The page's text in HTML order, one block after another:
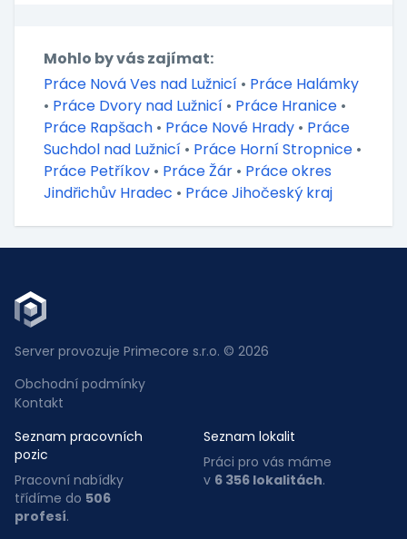
Mohlo by vás zajímat:
Práce Nová Ves nad Lužnicí • Práce Halámky
• Práce Dvory nad Lužnicí • Práce Hranice •
Práce Rapšach • Práce Nové Hrady • Práce
Suchdol nad Lužnicí • Práce Horní Stropnice •
Práce Petříkov • Práce Žár • Práce okres
Jindřichův Hradec • Práce Jihočeský kraj
Server provozuje Primecore s.r.o. © 2026
Obchodní podmínky
Kontakt
Seznam pracovních
pozic
Pracovní nabídky
třídíme do 506
profesí.
Seznam lokalit
Práci pro vás máme
v 6 356 lokalitách.